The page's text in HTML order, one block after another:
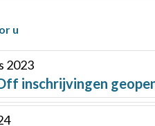
u
2023
inschrijvingen